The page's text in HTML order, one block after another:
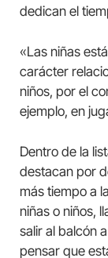
dedican el
«Las niñas
carácter
niños, por el
ejemplo, en
Dentro de la
destacan por
más tiempo a
niñas o niños,
salir al balcón
pensar que